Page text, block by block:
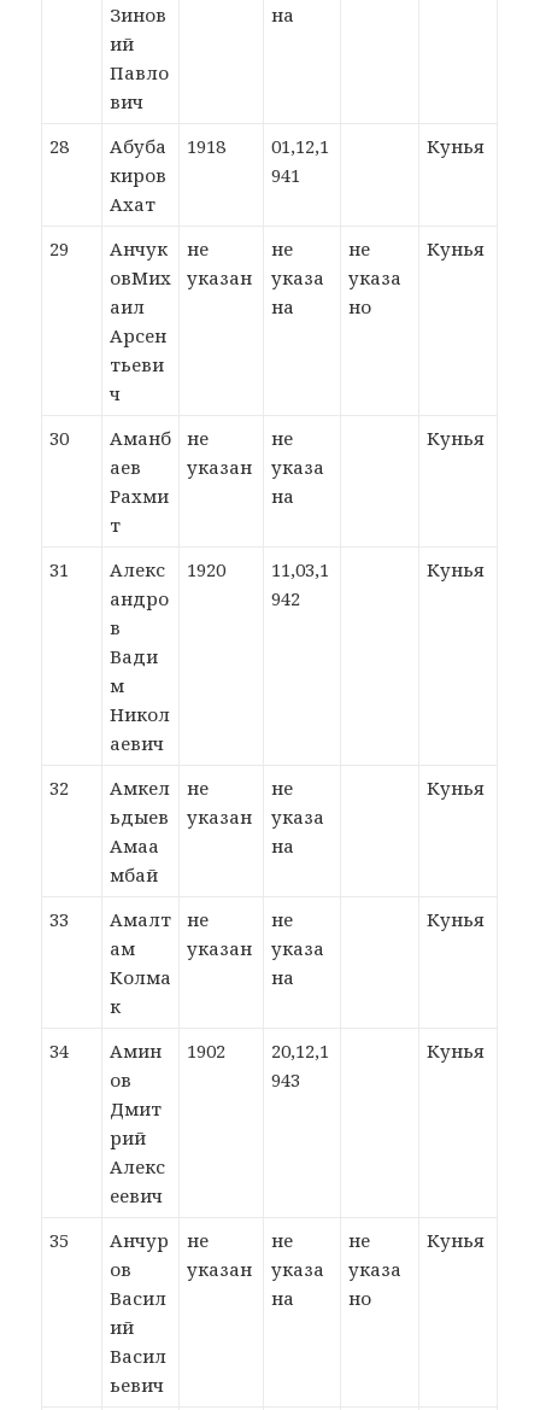
Зинов
ий
Павло
вич
на
28
Абуба
киров
Ахат
1918
01,12,1
941
Кунья
29
Анчук
овМих
аил
Арсен
тьеви
ч
не
указан
не
указа
на
не
указа
но
Кунья
30
Аманб
аев
Рахми
т
не
указан
не
указа
на
Кунья
31
Алекс
андро
в
Вади
м
Никол
аевич
1920
11,03,1
942
Кунья
32
Амкел
ьдыев
Амаа
мбай
не
указан
не
указа
на
Кунья
33
Амалт
ам
Колма
к
не
указан
не
указа
на
Кунья
34
Амин
ов
Дмит
рий
Алекс
еевич
1902
20,12,1
943
Кунья
35
Анчур
ов
Васил
ий
Васил
ьевич
не
указан
не
указа
на
не
указа
но
Кунья